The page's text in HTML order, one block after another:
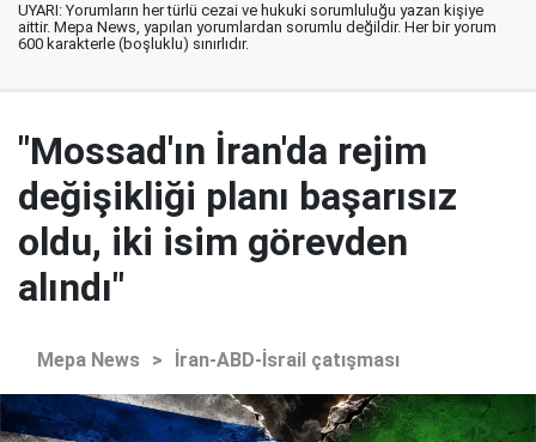
UYARI: Yorumların her türlü cezai ve hukuki sorumluluğu yazan kişiye
aittir. Mepa News, yapılan yorumlardan sorumlu değildir. Her bir yorum
600 karakterle (boşluklu) sınırlıdır.
"Mossad'ın İran'da rejim
değişikliği planı başarısız
oldu, iki isim görevden
alındı"
Mepa News > İran-ABD-İsrail çatışması